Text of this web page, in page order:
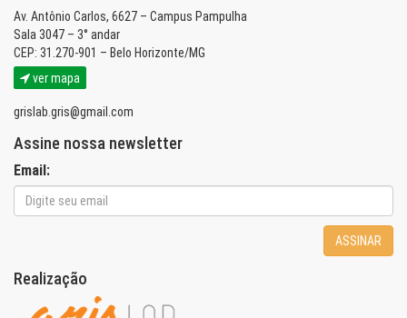
Av. Antônio Carlos, 6627 – Campus Pampulha
Sala 3047 – 3° andar
CEP: 31.270-901 – Belo Horizonte/MG
ver mapa
grislab.gris@gmail.com
Assine nossa newsletter
Email:
ASSINAR
Realização